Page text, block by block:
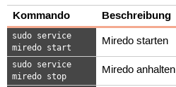
Kommando
Beschreibung
sudo service
miredo start
Miredo starten
sudo service
miredo stop
Miredo anhalten